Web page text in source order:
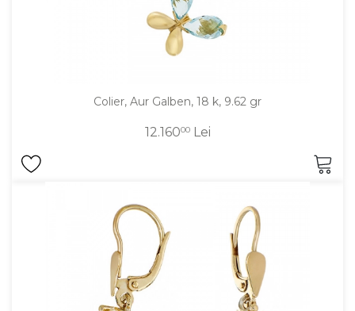
Colier, Aur Galben, 18 k, 9.62 gr
12.16000Lei